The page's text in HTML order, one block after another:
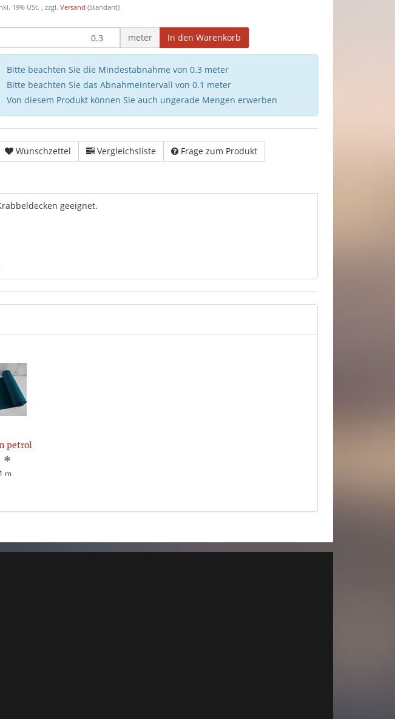
19% USt. , zzgl. Versand (Standard)
meter In den Warenkorb
Bitte beachten Sie die Mindestabnahme von 0.3 meter
Bitte beachten Sie das Abnahmeintervall von 0.1 meter
Von diesem Produkt können Sie auch ungerade Mengen erwerben
Wunschzettel Vergleichsliste Frage zum Produkt
geeignet.
petrol
*
m